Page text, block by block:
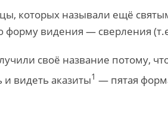
которых называли ещё
форму видения — сверления
своё название потому,
и видеть аказиты1 — пятая